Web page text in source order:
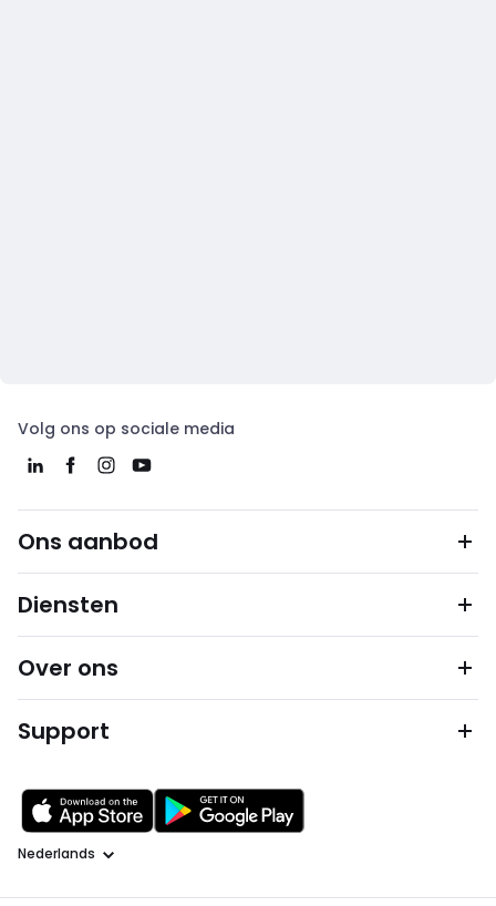
Volg ons op sociale media
Ons aanbod
Diensten
Over ons
Support
Taal